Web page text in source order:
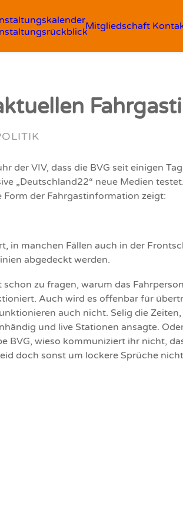
Mitgliedschaft
der VIV, dass die BVG seit einigen
„Deutschland22“ neue Medien
der Fahrgastinformation zeigt:
in manchen Fällen auch in der
abgedeckt werden.
schon zu fragen, warum das
Auch wird es offenbar für
auch nicht. Selig die
und live Stationen ansagte.
BVG, wieso kommuniziert ihr nicht,
doch sonst um lockere Sprüche